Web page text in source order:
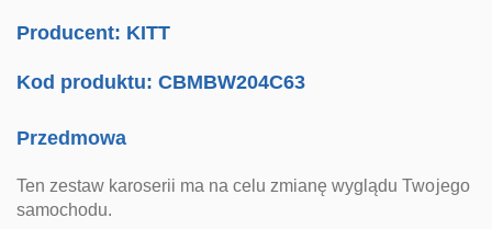
Producent: KITT
Kod produktu:CBMBW204C63
Przedmowa
Ten zestaw karoserii ma na celu zmianę wyglądu Twojego
samochodu.